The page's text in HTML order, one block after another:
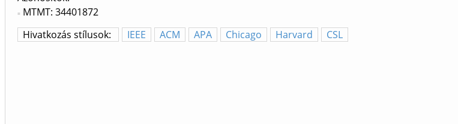
MTMT: 34401872
Hivatkozás stílusok:
IEEE ACM APA Chicago Harvard CSL